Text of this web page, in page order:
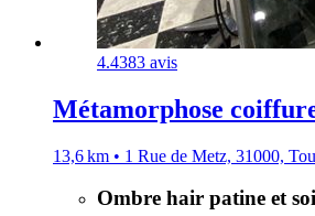
4.4383 avis
Métamorphose
13,6 km • 1 Rue de Metz, 31000,
Ombre hair patine et